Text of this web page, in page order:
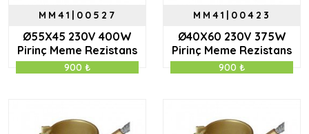
MM41|00527
Ø55X45 230V 400W
Pirinç Meme Rezistans
900 ₺
MM41|00423
Ø40X60 230V 375W
Pirinç Meme Rezistans
900 ₺